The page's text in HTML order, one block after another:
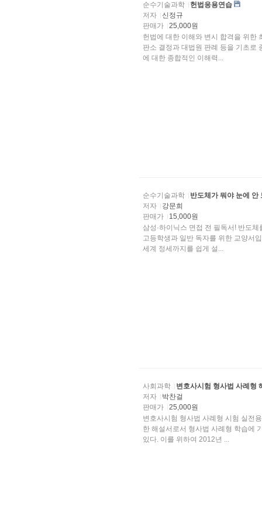
순수기술과학
헌법응용연습
저자
신정규
판매가
25,000원
헌법에 대한 이해와 변시 합격을 위한
판소 결정과 대법원 판례 등을 기초로
에 대한 종합적인 이해력...
순수기술과학
반도체가 뭐야 눈에 안
저자
강문희
판매가
15,000원
삼성·하이닉스 면접 전 필독서! 반도
고등학생과 일반 독자를 위한 교양서
세계 정세까지를 쉽게 설...
사회과학
변호사시험 형사법 사례형
저자
박찬걸
판매가
25,000원
변호사시험 형사법 사례형 시험 실전
한 해설서로서 형사법 사례형 학습에
있다. 이를 위하여 2012년 ...